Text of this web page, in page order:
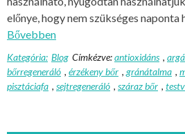
előnye, hogy nem szükséges naponta
Bővebben
Kategória: Blog Címkézve:antioxidáns ,
bőrregeneráló , érzékeny bőr , gránátalma ,
pisztáciafa , sejtregeneráló , száraz bőr ,